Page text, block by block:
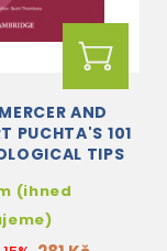
AND
PUCHTA'S 101
TIPS
(ihned